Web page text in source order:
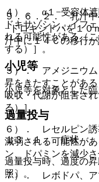
９．６．２． 乳汁中
−ドロキシドパを１０
汁中に１４Ｃの移行
小児等
小児等を対象とした
過量投与
１３．１． 症状
過量投与時、過度の
照〕。
４）． α１−受容体遮
ドキサゾシン、イフ
れる可能性がある（
する）］。
５）． アメジニウム
昇をきたすことがあ
吸収・代謝が阻害さ
る）］。
６）． レセルピン誘
減弱される可能性が
ン、ドパミンを減少さ
７）． レボドパ、ア